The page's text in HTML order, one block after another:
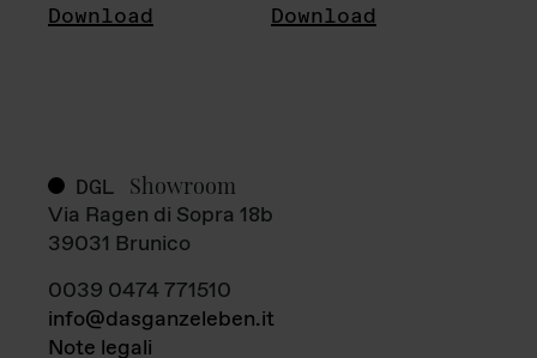
Download Download
DGL Showroom
Via Ragen di Sopra 18b
39031 Brunico
0039 0474 771510
info@dasganzeleben.it
Note legali